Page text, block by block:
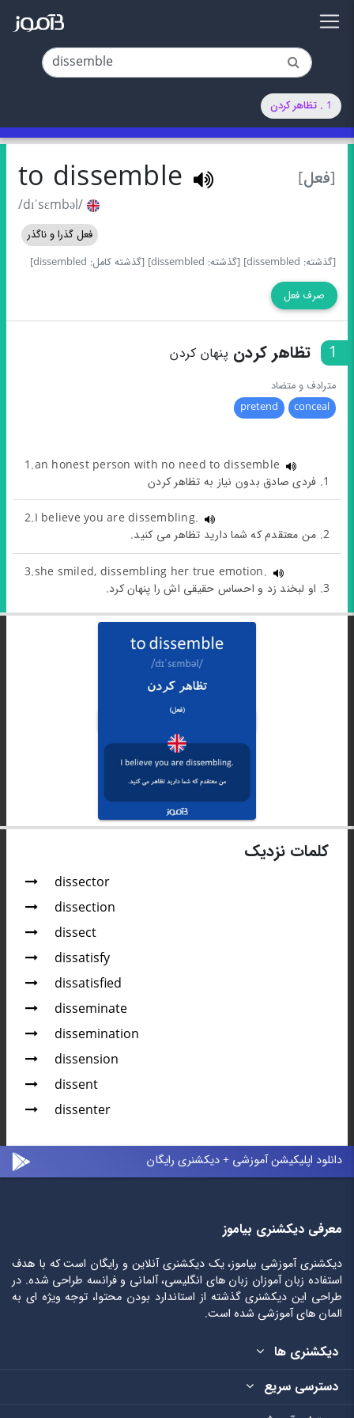
1 . تظاهر کردن
[فعل] to dissemble
/dɪˈsɛmbəl/
فعل گذرا و ناگذر
[گذشته: dissembled]
[گذشته: dissembled] [گذشته کامل: dissembled]
صرف فعل
1 تظاهر کردن پنهان کردن
مترادف و متضاد
conceal
pretend
1.an honest person with no need to dissemble
1. فردی صادق بدون نیاز به تظاهر کردن
2.I believe you are dissembling.
2. من معتقدم که شما دارید تظاهر می کنید.
3.she smiled, dissembling her true emotion.
3. او لبخند زد و احساس حقیقی اش را پنهان کرد.
کلمات نزدیک
dissector
dissection
dissect
dissatisfy
dissatisfied
disseminate
dissemination
dissension
dissent
dissenter
دانلود اپلیکیشن آموزشی + دیکشنری رایگان
معرفی دیکشنری بیاموز
دیکشنری آموزشی بیاموز، یک دیکشنری آنلاین و رایگان است که با هدف
استفاده زبان آموزان زبان های انگلیسی، آلمانی و فرانسه طراحی شده. در
طراحی این دیکشنری گذشته از استاندارد بودن محتوا، توجه ویژه ای به
المان های آموزشی شده است.
دیکشنری ها
دسترسی سریع